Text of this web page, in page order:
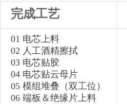
完成工艺
01 电芯上料
02 人工酒精擦拭
03 电芯贴胶
04 电芯贴云母片
05 模组堆叠（双工位）
06 端板＆绝缘片上料